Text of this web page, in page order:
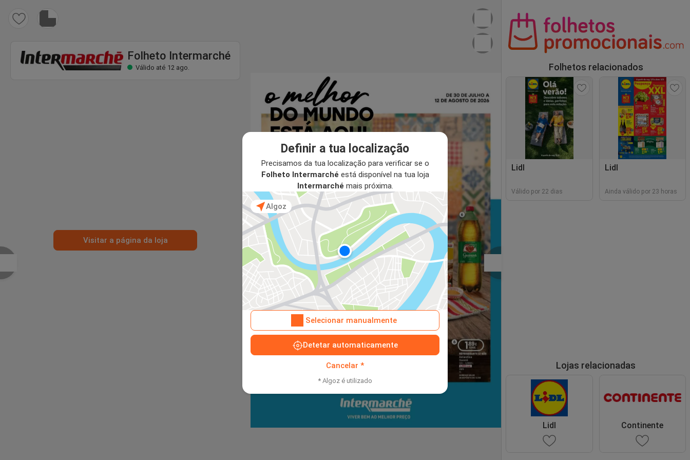
Definir a tua localização
Precisamos da tua localização para verificar se o
Folheto Intermarché está disponível na tua loja
Intermarché mais próxima.
Algoz
Selecionar manualmente
Detetar automaticamente
Cancelar *
* Algoz é utilizado
Folheto Intermarché
Folheto Intermarché
Válido até 12 ago.
Visitar a página da loja
Folhetos relacionados
Lidl
Válido por 22 dias
Lidl
Ainda válido por 23 horas
Lojas relacionadas
Lidl Continente